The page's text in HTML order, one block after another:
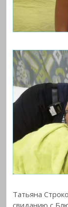
Татьяна
свиданию с